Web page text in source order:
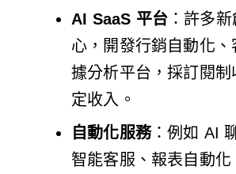
AI SaaS 平台 ：許多
心，開發行銷自動化
據分析平台，採訂閱
定收入。
自動化服務：例如 AI
智能客服、報表自動